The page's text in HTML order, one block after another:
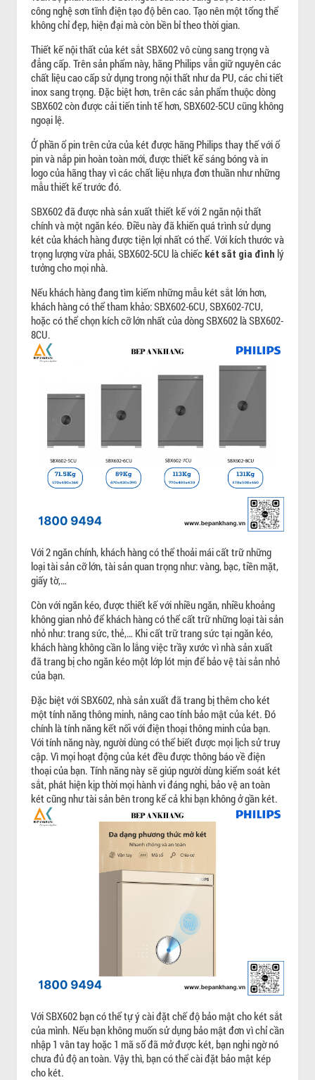
công nghệ sơn tĩnh điện tạo độ bên cao. Tạo nên một tổng thể
không chỉ đẹp, hiện đại mà còn bền bỉ theo thời gian.
Thiết kế nội thất của két sắt SBX602 vô cùng sang trọng và
đẳng cấp. Trên sản phẩm này, hãng Philips vẫn giữ nguyên các
chất liệu cao cấp sử dụng trong nội thất như da PU, các chi tiết
inox sang trọng. Đặc biệt hơn, trên các sản phẩm thuộc dòng
SBX602 còn được cải tiến tinh tế hơn, SBX602-5CU cũng không
ngoại lệ.
Ở phần ổ pin trên cửa của két được hãng Philips thay thế với ổ
pin và nắp pin hoàn toàn mới, được thiết kế sáng bóng và in
logo của hãng thay vì các chất liệu nhựa đơn thuần như những
mẫu thiết kế trước đó.
SBX602 đã được nhà sản xuất thiết kế với 2 ngăn nội thất
chính và một ngăn kéo. Điều này đã khiến quá trình sử dụng
két của khách hàng được tiện lợi nhất có thể. Với kích thước và
trọng lượng vừa phải, SBX602-5CU là chiếc két sắt gia đình lý
tưởng cho mọi nhà.
Nếu khách hàng đang tìm kiếm những mẫu két sắt lớn hơn,
khách hàng có thể tham khảo: SBX602-6CU, SBX602-7CU,
hoặc có thể chọn kích cỡ lớn nhất của dòng SBX602 là SBX602-
8CU.
Với 2 ngăn chính, khách hàng có thể thoải mái cất trữ những
loại tài sản cỡ lớn, tài sản quan trọng như: vàng, bạc, tiền mặt,
giấy tờ,…
Còn với ngăn kéo, được thiết kế với nhiều ngăn, nhiều khoảng
không gian nhỏ để khách hàng có thể cất trữ những loại tài sản
nhỏ như: trang sức, thẻ,… Khi cất trữ trang sức tại ngăn kéo,
khách hàng không cần lo lắng việc trầy xước vì nhà sản xuất
đã trang bị cho ngăn kéo một lớp lót mịn để bảo vệ tài sản nhỏ
của bạn.
Đặc biệt với SBX602, nhà sản xuất đã trang bị thêm cho két
một tính năng thông minh, nâng cao tính bảo mật của két. Đó
chính là tính năng kết nối với điện thoại thông minh của bạn.
Với tính năng này, người dùng có thể biết được mọi lịch sử truy
cập. Vì mọi hoạt động của két đều được thông báo về điện
thoại của bạn. Tính năng này sẽ giúp người dùng kiểm soát két
sắt, phát hiện kịp thời mọi hành vi đáng nghi, bảo vệ an toàn
két cũng như tài sản bên trong kể cả khi bạn không ở gần két.
Với SBX602 bạn có thể tự ý cài đặt chế độ bảo mật cho két sắt
của mình. Nếu bạn không muốn sử dụng bảo mật đơn vì chỉ cần
nhập 1 vân tay hoặc 1 mã số đã mở được két, bạn nghi ngờ nó
chưa đủ độ an toàn. Vậy thì, bạn có thể cài đặt bảo mật kép
cho két.